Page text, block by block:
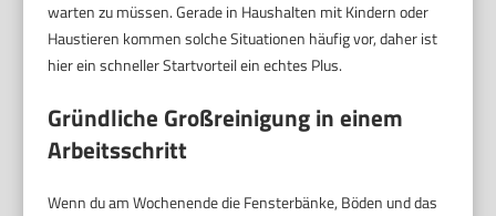
warten zu müssen. Gerade in Haushalten mit Kindern oder
Haustieren kommen solche Situationen häufig vor, daher ist
hier ein schneller Startvorteil ein echtes Plus.
Gründliche Großreinigung in einem
Arbeitsschritt
Wenn du am Wochenende die Fensterbänke, Böden und das